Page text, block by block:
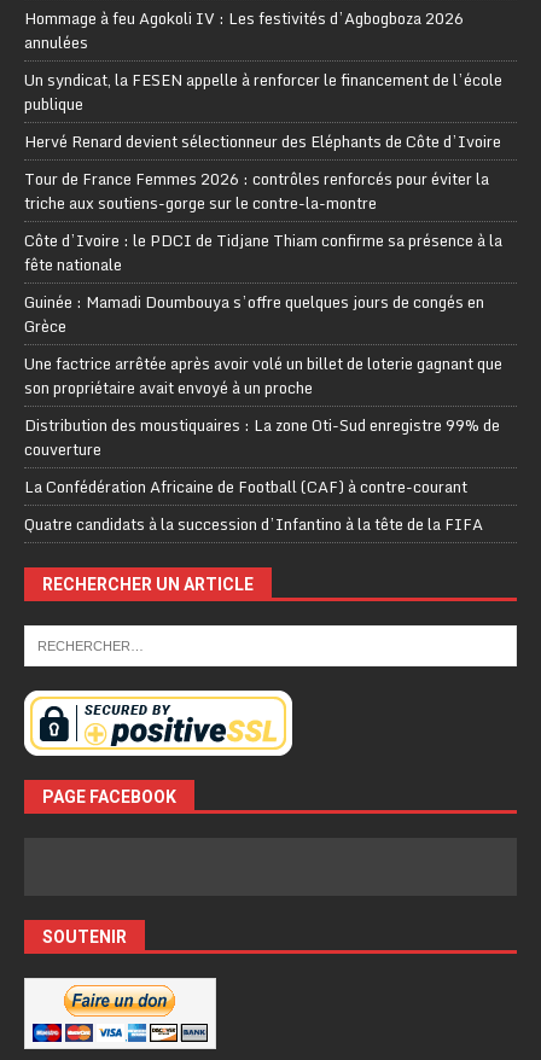
Hommage à feu Agokoli IV : Les festivités d’Agbogboza 2026
annulées
Un syndicat, la FESEN appelle à renforcer le financement de l’école
publique
Hervé Renard devient sélectionneur des Eléphants de Côte d’Ivoire
Tour de France Femmes 2026 : contrôles renforcés pour éviter la
triche aux soutiens-gorge sur le contre-la-montre
Côte d’Ivoire : le PDCI de Tidjane Thiam confirme sa présence à la
fête nationale
Guinée : Mamadi Doumbouya s’offre quelques jours de congés en
Grèce
Une factrice arrêtée après avoir volé un billet de loterie gagnant que
son propriétaire avait envoyé à un proche
Distribution des moustiquaires : La zone Oti-Sud enregistre 99% de
couverture
La Confédération Africaine de Football (CAF) à contre-courant
Quatre candidats à la succession d’Infantino à la tête de la FIFA
RECHERCHER UN ARTICLE
PAGE FACEBOOK
SOUTENIR